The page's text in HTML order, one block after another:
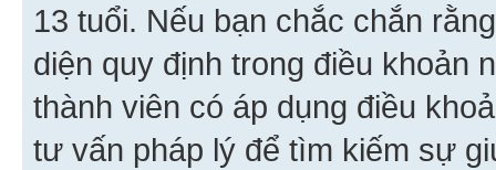
13 tuổi. Nếu bạn chắc chắn
diện quy định trong điều khoản
thành viên có áp dụng điều
tư vấn pháp lý để tìm kiếm sự